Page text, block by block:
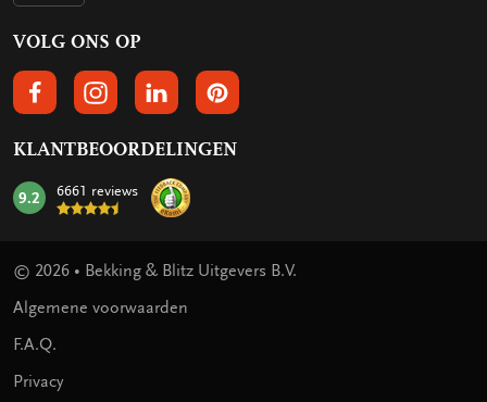
VOLG ONS OP
VOLGS ONS OP FACEBOOK
VOLG ONS OP INSTAGRAM
VOLG ONS OP LINKEDIN
VOLG ONS OP PINTEREST
KLANTBEOORDELINGEN
mark:
9.2 6661 reviews
© 2026 • Bekking & Blitz Uitgevers B.V.
Algemene voorwaarden
F.A.Q.
Privacy